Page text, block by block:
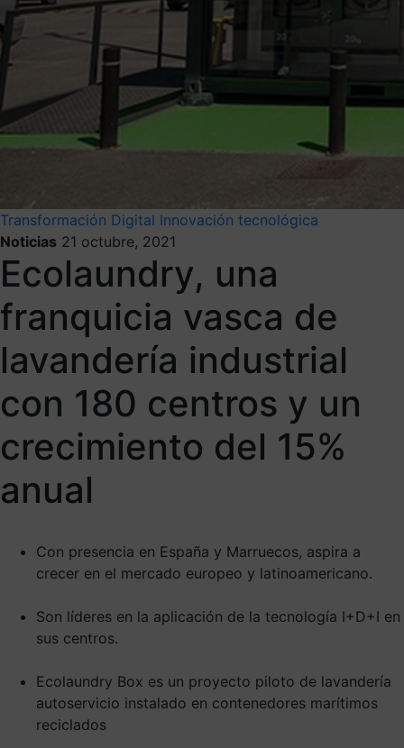
Transformación Digital Innovación tecnológica
Noticias 21 octubre, 2021
Ecolaundry, una
franquicia vasca de
lavandería industrial
con 180 centros y un
crecimiento del 15%
anual
Con presencia en España y Marruecos, aspira a
crecer en el mercado europeo y latinoamericano.
Son líderes en la aplicación de la tecnología I+D+I en
sus centros.
Ecolaundry Box es un proyecto piloto de lavandería
autoservicio instalado en contenedores marítimos
reciclados